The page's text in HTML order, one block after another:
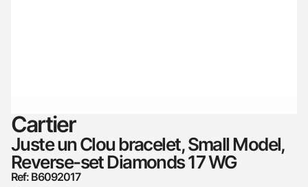
Cartier
Juste un Clou bracelet, Small Model,
Reverse-set Diamonds 17 WG
Ref: B6092017